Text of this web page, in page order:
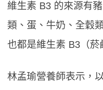
維生素 B3 的來源有
類、蛋、牛奶、全穀
也都是維生素 B3（菸
林孟瑜營養師表示，